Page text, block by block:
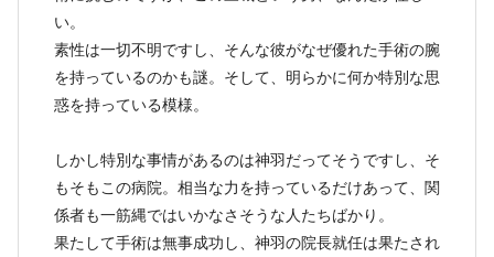
い。
素性は一切不明ですし、そんな彼がなぜ優れた手術の腕
を持っているのかも謎。そして、明らかに何か特別な思
惑を持っている模様。
しかし特別な事情があるのは神羽だってそうですし、そ
もそもこの病院。相当な力を持っているだけあって、関
係者も一筋縄ではいかなさそうな人たちばかり。
果たして手術は無事成功し、神羽の院長就任は果たされ